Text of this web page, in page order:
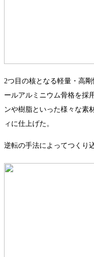
2つ目の核となる軽量・高
ールアルミニウム骨格を採
ンや樹脂といった様々な素
ィに仕上げた。
逆転の手法によってつくり